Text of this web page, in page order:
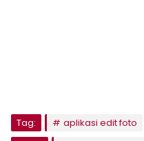
Tag:
aplikasi edit foto